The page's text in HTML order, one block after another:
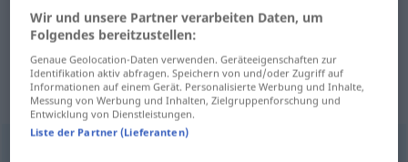
Beispielsätze aus externen Quellen
für "Imitat"
(nicht von der Langenscheidt Redaktion
geprüft)
Wir und unsere Partner verarbeiten Daten, um
Folgendes bereitzustellen:
Genaue Geolocation-Daten verwenden. Geräteeigenschaften zur
Identifikation aktiv abfragen. Speichern von und/oder Zugriff auf
Informationen auf einem Gerät. Personalisierte Werbung und Inhalte,
Messung von Werbung und Inhalten, Zielgruppenforschung und
Entwicklung von Dienstleistungen.
Liste der Partner (Lieferanten)